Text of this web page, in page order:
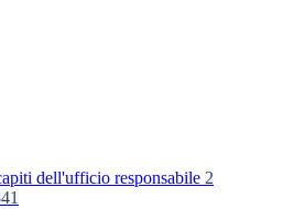
dell'ufficio responsabile 2